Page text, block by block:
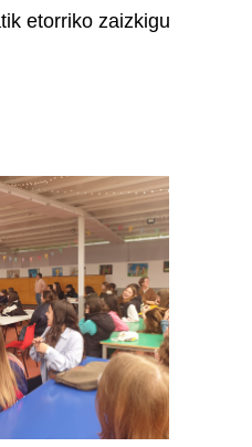
etorriko zaizkigu